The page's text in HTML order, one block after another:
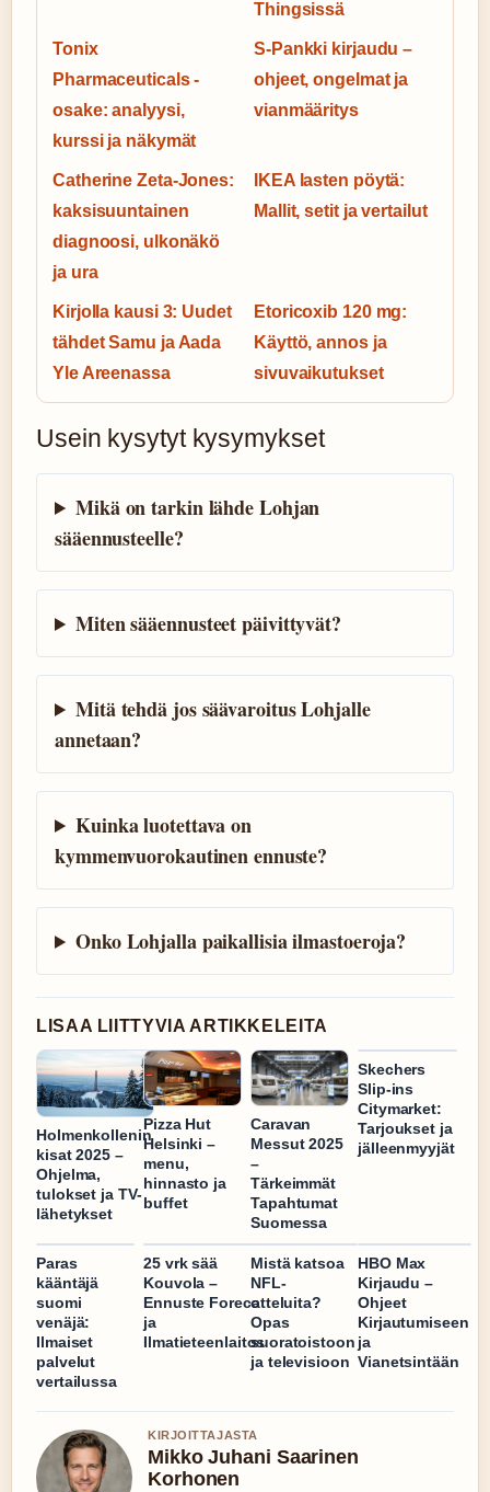
Thingsissä
Tonix
Pharmaceuticals -
osake: analyysi,
kurssi ja näkymät
S-Pankki kirjaudu –
ohjeet, ongelmat ja
vianmääritys
Catherine Zeta-Jones:
kaksisuuntainen
diagnoosi, ulkonäkö
ja ura
IKEA lasten pöytä:
Mallit, setit ja vertailut
Kirjolla kausi 3: Uudet
tähdet Samu ja Aada
Yle Areenassa
Etoricoxib 120 mg:
Käyttö, annos ja
sivuvaikutukset
Usein kysytyt kysymykset
Mikä on tarkin lähde Lohjan
sääennusteelle?
Miten sääennusteet päivittyvät?
Mitä tehdä jos säävaroitus Lohjalle
annetaan?
Kuinka luotettava on
kymmenvuorokautinen ennuste?
Onko Lohjalla paikallisia ilmastoeroja?
LISAA LIITTYVIA ARTIKKELEITA
Holmenkollenin
kisat 2025 –
Ohjelma,
tulokset ja TV-
lähetykset
Pizza Hut
Helsinki –
menu,
hinnasto ja
buffet
Caravan
Messut 2025
–
Tärkeimmät
Tapahtumat
Suomessa
Skechers
Slip-ins
Citymarket:
Tarjoukset ja
jälleenmyyjät
Paras
kääntäjä
suomi
venäjä:
Ilmaiset
palvelut
vertailussa
25 vrk sää
Kouvola –
Ennuste Foreca
ja
Ilmatieteenlaitos
Mistä katsoa
NFL-
otteluita?
Opas
suoratoistoon
ja televisioon
HBO Max
Kirjaudu –
Ohjeet
Kirjautumiseen
ja
Vianetsintään
KIRJOITTAJASTA
Mikko Juhani Saarinen
Korhonen